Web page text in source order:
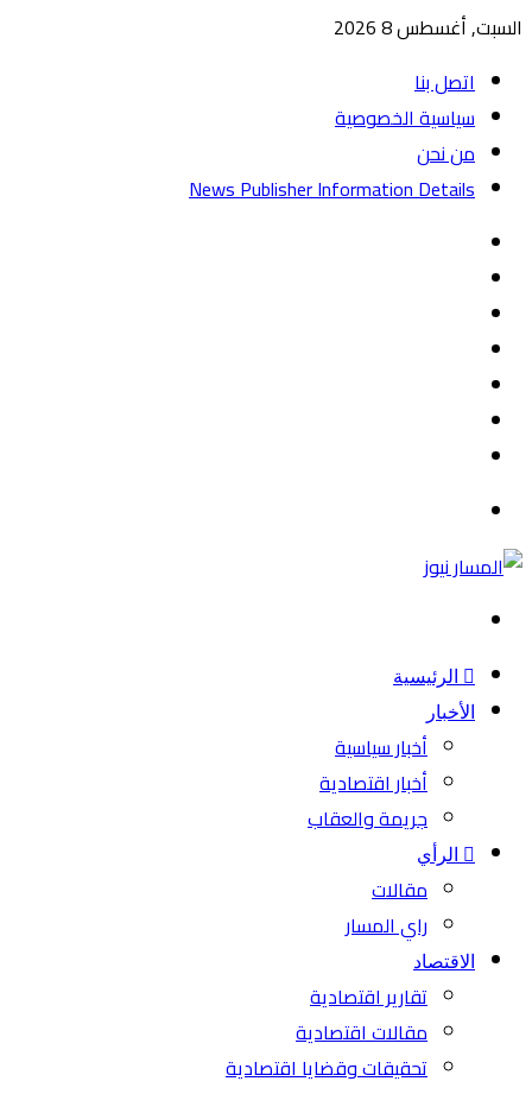
السبت, أغسطس 8 2026
اتصل بنا
سياسية الخصوصية
من نحن
News Publisher Information Details
الرئيسية
الأخبار
أخبار سياسية
أخبار اقتصادية
جريمة والعقاب
الرأي
مقالات
راي المسار
الاقتصاد
تقارير اقتصادية
مقالات اقتصادية
تحقيقات وقضايا اقتصادية